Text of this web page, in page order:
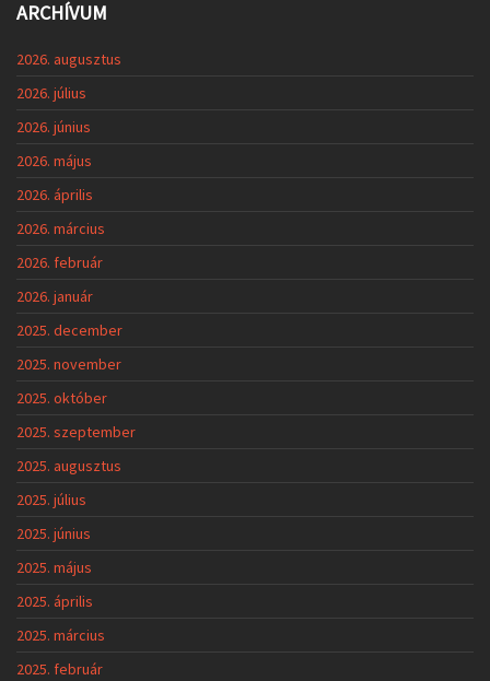
ARCHÍVUM
2026. augusztus
2026. július
2026. június
2026. május
2026. április
2026. március
2026. február
2026. január
2025. december
2025. november
2025. október
2025. szeptember
2025. augusztus
2025. július
2025. június
2025. május
2025. április
2025. március
2025. február